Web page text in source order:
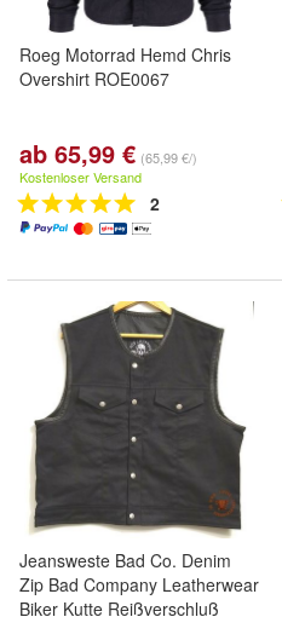
Roeg Motorrad Hemd Chris
Overshirt ROE0067
ab 65,99 € (65,99 €/)
Kostenloser Versand
2
Jeansweste Bad Co. Denim
Zip Bad Company Leatherwear
Biker Kutte Reißverschluß